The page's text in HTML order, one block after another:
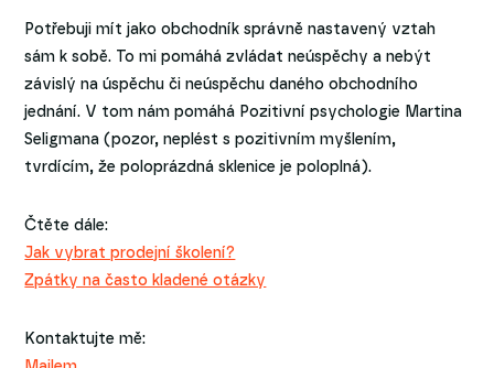
Potřebuji mít jako obchodník správně nastavený vztah
sám k sobě. To mi pomáhá zvládat neúspěchy a nebýt
závislý na úspěchu či neúspěchu daného obchodního
jednání. V tom nám pomáhá Pozitivní psychologie Martina
Seligmana (pozor, neplést s pozitivním myšlením,
tvrdícím, že poloprázdná sklenice je poloplná).
Čtěte dále:
Jak vybrat prodejní školení?
Zpátky na často kladené otázky
Kontaktujte mě: